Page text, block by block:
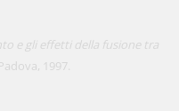
e gli effetti della fusione tra
1997.